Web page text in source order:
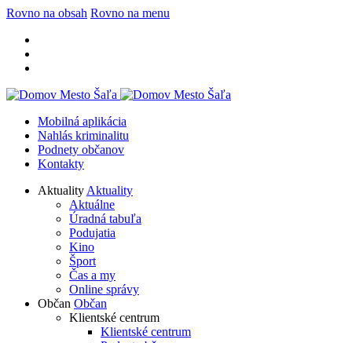
Rovno na obsah Rovno na menu
Mobilná aplikácia
Nahlás kriminalitu
Podnety občanov
Kontakty
Aktuality Aktuality
Aktuálne
Úradná tabuľa
Podujatia
Kino
Šport
Čas a my
Online správy
Občan Občan
Klientské centrum
Klientské centrum